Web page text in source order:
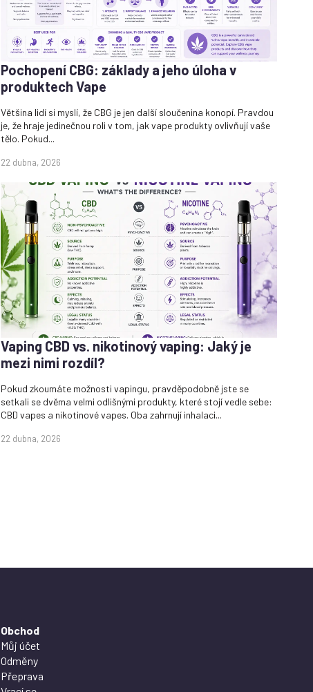
Pochopení CBG: základy a jeho úloha v
produktech Vape
22 dubna, 2026
Většina lidí si myslí, že CBG je jen další sloučenina konopí. Pravdou
je, že hraje jedinečnou roli v tom, jak vape produkty ovlivňují vaše
tělo. Pokud...
Vaping CBD vs. nikotinový vaping: Jaký je
mezi nimi rozdíl?
22 dubna, 2026
Pokud zkoumáte možnosti vapingu, pravděpodobně jste se
setkali se dvěma velmi odlišnými produkty, které stojí vedle sebe:
CBD vapes a nikotinové vapes. Oba zahrnují inhalaci...
Obchod
Můj účet
Odměny
Přeprava